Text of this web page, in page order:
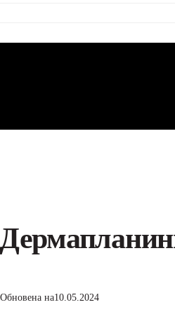
Обновена на10.05.2024